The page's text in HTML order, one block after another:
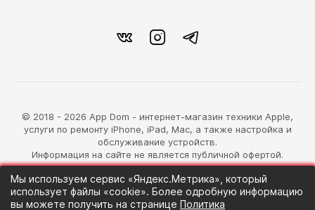
© 2018 - 2026 App Dom - интернет-магазин техники Apple,
услуги по ремонту iPhone, iPad, Mac, а также настройка и
обслуживание устройств.
Информация на сайте не является публичной офертой.
разработка магазина
Синий Лев
Мы используем сервис «Яндекс.Метрика», который
использует файлы «cookie». Более одробную информацию
вы можете получить на странице Политика